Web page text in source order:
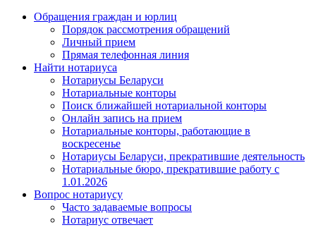
Обращения граждан и юрлиц
Порядок рассмотрения обращений
Личный прием
Прямая телефонная линия
Найти нотариуса
Нотариусы Беларуси
Нотариальные конторы
Поиск ближайшей нотариальной конторы
Онлайн запись на прием
Нотариальные конторы, работающие в
воскресенье
Нотариусы Беларуси, прекратившие деятельность
Нотариальные бюро, прекратившие работу с
1.01.2026
Вопрос нотариусу
Часто задаваемые вопросы
Нотариус отвечает